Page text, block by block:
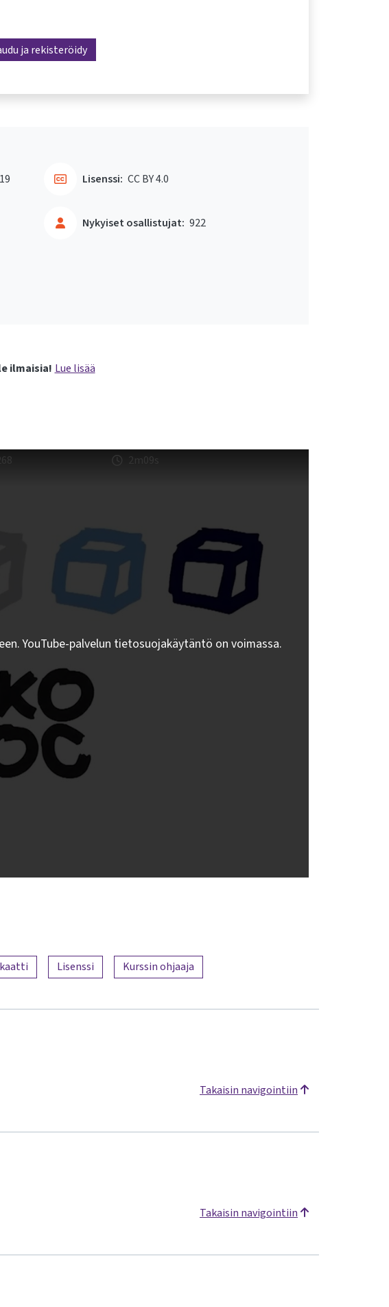
ja rekisteröidy
Nykyiset osallistujat: 922
Lisenssi: CC BY 4.0
ilmaisia! Lue lisää
2m09s
YouTube-palvelun tietosuojakäytäntö on voimassa.
Lisenssi Kurssin ohjaaja
Takaisin navigointiin
Takaisin navigointiin